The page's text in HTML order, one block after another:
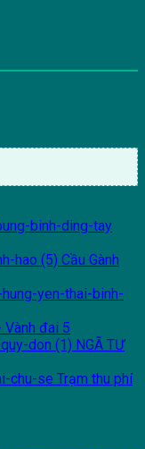
Cầu Gành
Vành đai 5
NGÃ TƯ
Trạm thu phí